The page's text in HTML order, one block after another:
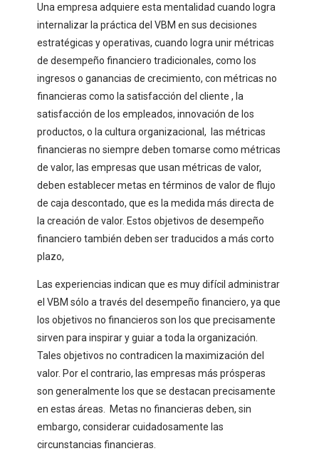
Una empresa adquiere esta mentalidad cuando logra
internalizar la práctica del VBM en sus decisiones
estratégicas y operativas, cuando logra unir métricas
de desempeño financiero tradicionales, como los
ingresos o ganancias de crecimiento, con métricas no
financieras como la satisfacción del cliente , la
satisfacción de los empleados, innovación de los
productos, o la cultura organizacional, las métricas
financieras no siempre deben tomarse como métricas
de valor, las empresas que usan métricas de valor,
deben establecer metas en términos de valor de flujo
de caja descontado, que es la medida más directa de
la creación de valor. Estos objetivos de desempeño
financiero también deben ser traducidos a más corto
plazo,
Las experiencias indican que es muy difícil administrar
el VBM sólo a través del desempeño financiero, ya que
los objetivos no financieros son los que precisamente
sirven para inspirar y guiar a toda la organización.
Tales objetivos no contradicen la maximización del
valor. Por el contrario, las empresas más prósperas
son generalmente los que se destacan precisamente
en estas áreas. Metas no financieras deben, sin
embargo, considerar cuidadosamente las
circunstancias financieras.